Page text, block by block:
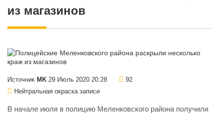
из магазинов
Источник MK 29 Июль 2020 20:28
92
Нейтральная окраска записи
В начале июля в полицию Меленковского района получили